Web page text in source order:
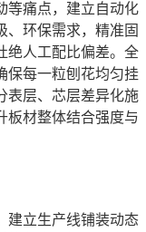
等痛点，建立自动化
、环保需求，精准固
绝人工配比偏差。全
保每一粒刨花均匀挂
表层、芯层差异化施
板材整体结合强度与
建立生产线铺装动态